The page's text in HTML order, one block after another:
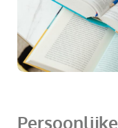
Persoonlijke